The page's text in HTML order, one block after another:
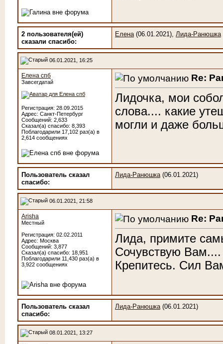
2 пользователя(ей)
сказали cпасибо:
Елена(06.01.2021), Лида-Ранюшка
06.01.2021, 16:25
Елена спб
Завсегдатай
Регистрация: 28.09.2015
Адрес: Санкт-Петербург
Сообщений: 2,633
Сказал(а) спасибо: 8,393
Поблагодарили 17,102 раз(а) в
2,614 сообщениях
Re:
Лидочка, мои
слова.... какие
могли и даже
Пользователь сказал
cпасибо:
Лида-Ранюшка(06.01.2021)
06.01.2021, 21:58
Arisha
Местный
Регистрация: 02.02.2011
Адрес: Москва
Сообщений: 3,877
Сказал(а) спасибо: 18,951
Поблагодарили 11,430 раз(а) в
3,922 сообщениях
Re:
Лида, примите
Сочувствую
Крепитесь. Сил
Пользователь сказал
cпасибо:
Лида-Ранюшка(06.01.2021)
08.01.2021, 13:27